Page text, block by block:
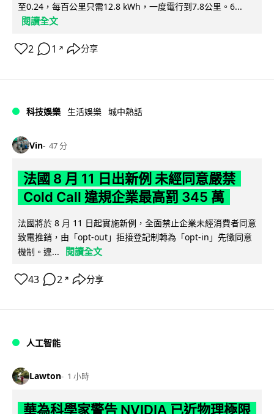
至0.24，每百公里只需12.8 kWh，一度電行到7.8公里。6...
閱讀全文
2 1 ↗ 分享
科技娛樂 生活娛樂 城中熱話
Vin 47 分
法國 8 月 11 日出新例 未經同意嚴禁
Cold Call 違規企業最高罰 345 萬
法國將於 8 月 11 日起實施新例，全面禁止企業未經消費者同意
致電推銷，由「opt-out」拒接登記制轉為「opt-in」先徵同意
機制。違...
閱讀全文
43 2 ↗ 分享
人工智能
Lawton 1 小時
華為科學家警告 NVIDIA 已近物理極限